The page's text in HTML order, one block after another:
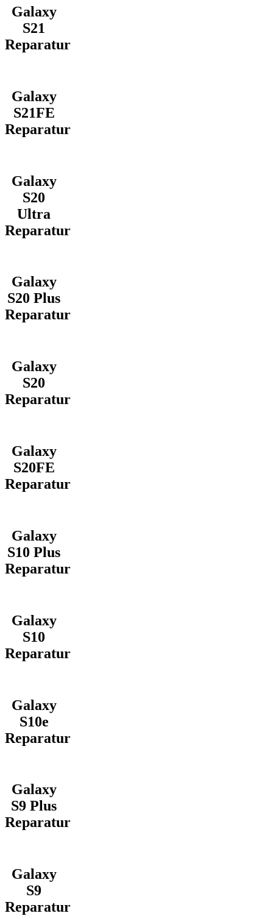
Galaxy
S21
Reparatur
Galaxy
S21FE
Reparatur
Galaxy
S20
Ultra
Reparatur
Galaxy
S20 Plus
Reparatur
Galaxy
S20
Reparatur
Galaxy
S20FE
Reparatur
Galaxy
S10 Plus
Reparatur
Galaxy
S10
Reparatur
Galaxy
S10e
Reparatur
Galaxy
S9 Plus
Reparatur
Galaxy
S9
Reparatur